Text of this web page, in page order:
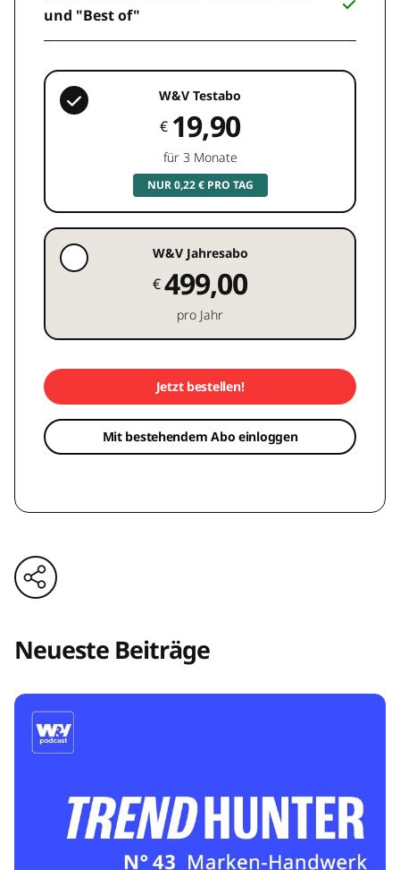
und "Best of"
W&V Testabo
€ 19,90
für 3 Monate
NUR 0,22 € PRO TAG
W&V Jahresabo
€499,00
pro Jahr
Jetzt bestellen!
Mit bestehendem Abo einloggen
Neueste Beiträge